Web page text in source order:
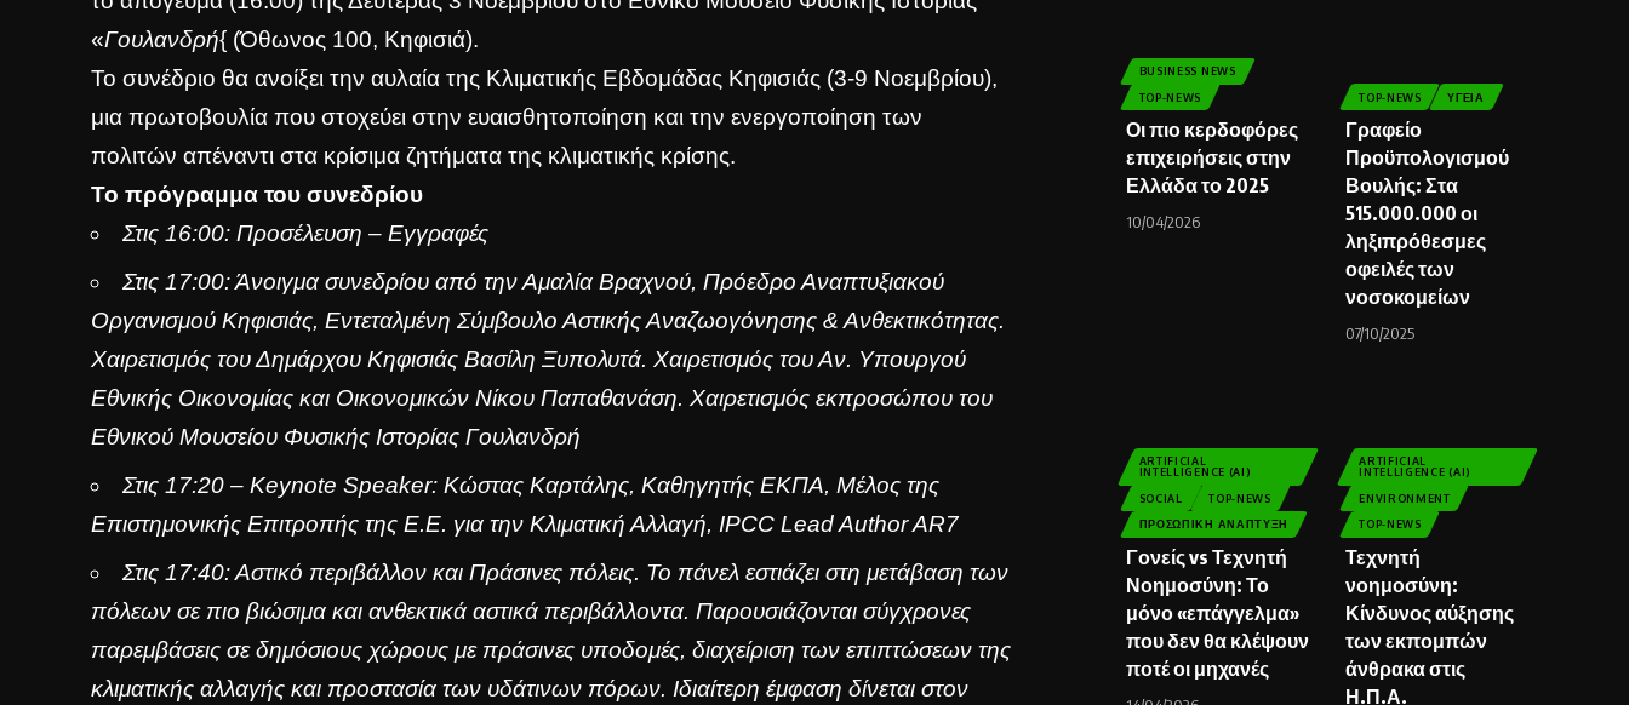
«Γουλανδρή{ (Όθωνος 100, Κηφισιά).
Το συνέδριο θα ανοίξει την αυλαία της Κλιματικής Εβδομάδας Κηφισιάς (3-9 Νοεμβρίου),
μια πρωτοβουλία που στοχεύει στην ευαισθητοποίηση και την ενεργοποίηση των
πολιτών απέναντι στα κρίσιμα ζητήματα της κλιματικής κρίσης.
Το πρόγραμμα του συνεδρίου
Στις 16:00: Προσέλευση – Εγγραφές
Στις 17:00: Άνοιγμα συνεδρίου από την Αμαλία Βραχνού, Πρόεδρο Αναπτυξιακού
Οργανισμού Κηφισιάς, Εντεταλμένη Σύμβουλο Αστικής Αναζωογόνησης & Ανθεκτικότητας.
Χαιρετισμός του Δημάρχου Κηφισιάς Βασίλη Ξυπολυτά. Χαιρετισμός του Αν. Υπουργού
Εθνικής Οικονομίας και Οικονομικών Νίκου Παπαθανάση. Xαιρετισμός εκπροσώπου του
Εθνικού Μουσείου Φυσικής Ιστορίας Γουλανδρή
Στις 17:20 – Keynote Speaker: Kώστας Καρτάλης, Καθηγητής ΕΚΠΑ, Μέλος της
Επιστημονικής Επιτροπής της Ε.Ε. για την Κλιματική Αλλαγή, IPCC Lead Author AR7
Στις 17:40: Αστικό περιβάλλον και Πράσινες πόλεις. Το πάνελ εστιάζει στη μετάβαση των
πόλεων σε πιο βιώσιμα και ανθεκτικά αστικά περιβάλλοντα. Παρουσιάζονται σύγχρονες
παρεμβάσεις σε δημόσιους χώρους με πράσινες υποδομές, διαχείριση των επιπτώσεων της
κλιματικής αλλαγής και προστασία των υδάτινων πόρων. Ιδιαίτερη έμφαση δίνεται στον
BUSINESS NEWS
TOP-NEWS
Οι πιο κερδοφόρες
επιχειρήσεις στην
Ελλάδα το 2025
10/04/2026
TOP-NEWS ΥΓΕΊΑ
Γραφείο
Προϋπολογισμού
Βουλής: Στα
515.000.000 οι
ληξιπρόθεσμες
οφειλές των
νοσοκομείων
07/10/2025
ARTIFICIAL
INTELLIGENCE (AI)
SOCIAL
TOP-NEWS
ΠΡΟΣΩΠΙΚΉ ΑΝΆΠΤΥΞΗ
Γονείς vs Τεχνητή
Νοημοσύνη: Το
μόνο «επάγγελμα»
που δεν θα κλέψουν
ποτέ οι μηχανές
ARTIFICIAL
INTELLIGENCE (AI)
ENVIRONMENT
TOP-NEWS
Τεχνητή
νοημοσύνη:
Κίνδυνος αύξησης
των εκπομπών
άνθρακα στις
Η.Π.Α.